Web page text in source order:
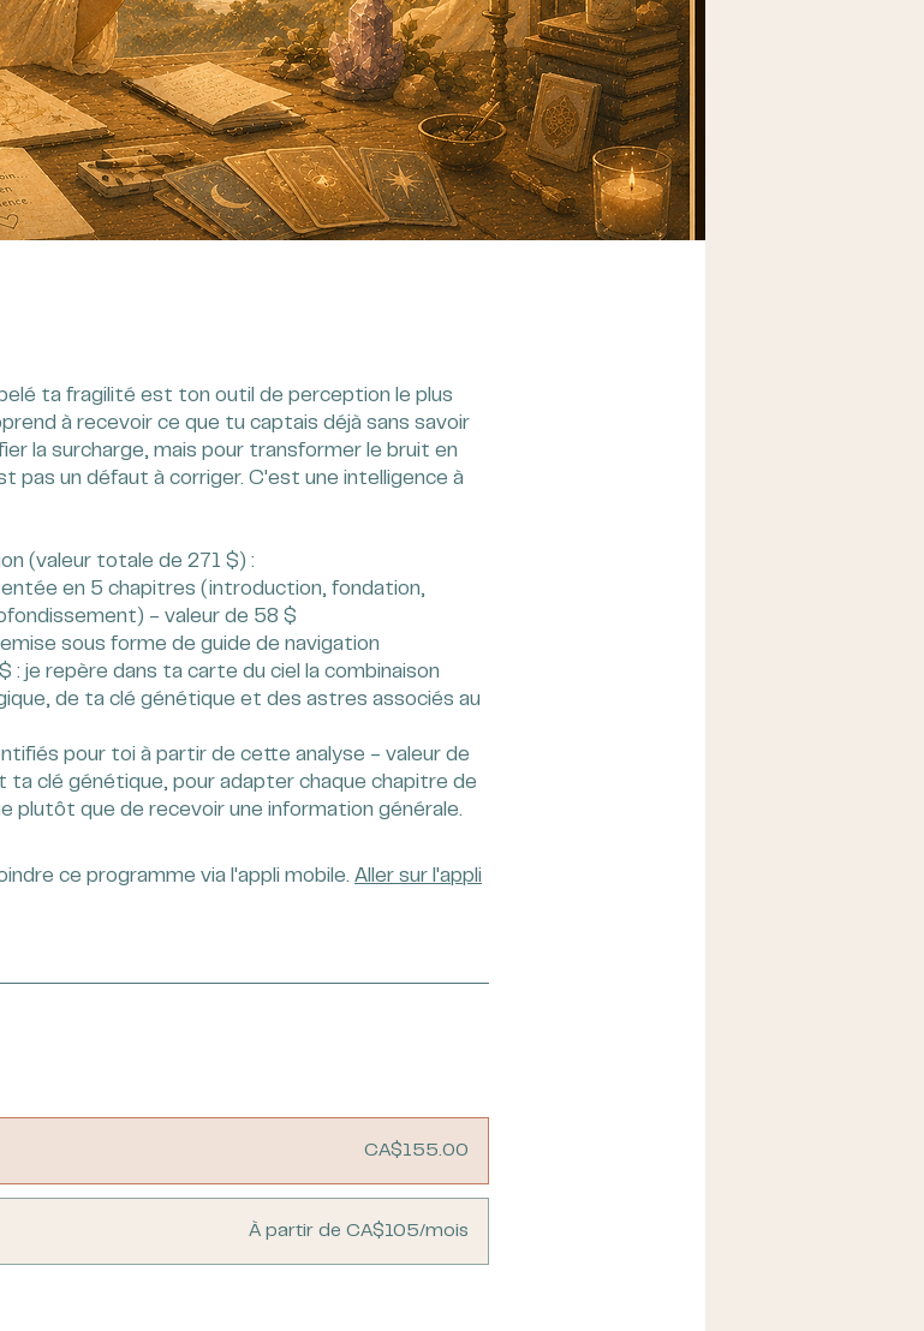
ta fragilité est ton outil de perception le plus
à recevoir ce que tu captais déjà sans savoir
la surcharge, mais pour transformer le bruit en
pas un défaut à corriger. C'est une intelligence à
(valeur totale de 271 $) :
en 5 chapitres (introduction, fondation,
- valeur de 58 $
sous forme de guide de navigation
: je repère dans ta carte du ciel la combinaison
de ta clé génétique et des astres associés au
pour toi à partir de cette analyse - valeur de
ta clé génétique, pour adapter chaque chapitre de
ce programme via l'appli mobile. Aller sur l'appli
CA$155.00
À partir de CA$105/mois